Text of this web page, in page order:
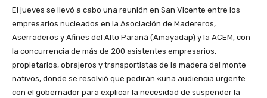
El jueves se llevó a cabo una reunión en San Vicente entre los
empresarios nucleados en la Asociación de Madereros,
Aserraderos y Afines del Alto Paraná (Amayadap) y la ACEM, con
la concurrencia de más de 200 asistentes empresarios,
propietarios, obrajeros y transportistas de la madera del monte
nativos, donde se resolvió que pedirán «una audiencia urgente
con el gobernador para explicar la necesidad de suspender la